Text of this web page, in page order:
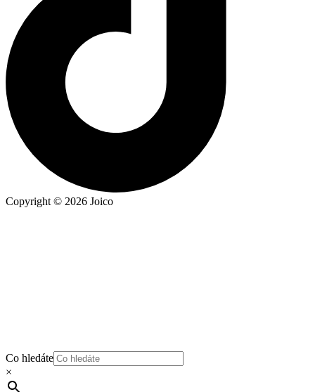
Copyright © 2026 Joico
Co hledáte
×